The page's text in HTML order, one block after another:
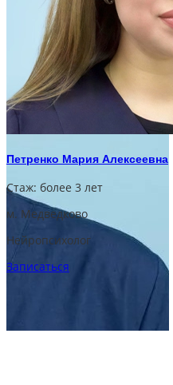
Петренко Мария Алексеевна
Стаж: более 3 лет
м. Медведково
Нейропсихолог
Записаться